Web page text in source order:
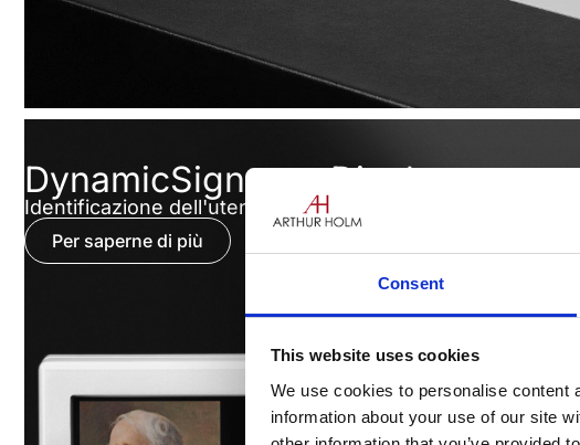
Consent
This website uses cookies
We use cookies to personalise content
information about your use of our site
DynamicSignatureDisplay
Identificazione dell'utente
Per saperne di più